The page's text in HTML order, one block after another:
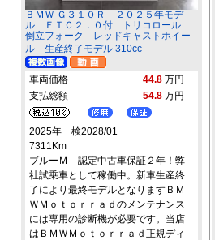
ＢＭＷ Ｇ３１０Ｒ ２０２５年モデ
ル ＥＴＣ２．０付 トリコロール
倒立フォーク レッドキャストホイー
ル 生産終了モデル 310cc
車両価格 44.8 万円
支払総額
54.8 万円
2025年 検2028/01
7311Km
ブルーＭ 認定中古車保証２年！弊
社試乗車として稼働中。新車生産終
了により最終モデルとなりますＢＭ
ＷＭｏｔｏｒｒａｄのメンテナンス
には専用の診断機が必要です。当店
はＢＭＷＭｏｔｏｒｒａｄ正規ディ